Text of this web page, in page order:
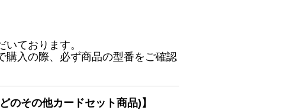
ております。
購入の際、必ず商品の型番をご確認
のその他カードセット商品)】